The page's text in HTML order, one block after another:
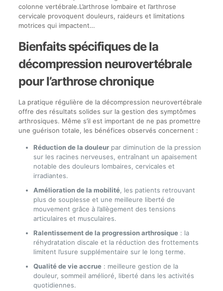
colonne vertébrale.L’arthrose lombaire et l’arthrose
cervicale provoquent douleurs, raideurs et limitations
motrices qui impactent…
Bienfaits spécifiques de la
décompression neurovertébrale
pour l’arthrose chronique
La pratique régulière de la décompression neurovertébrale
offre des résultats solides sur la gestion des symptômes
arthrosiques. Même s’il est important de ne pas promettre
une guérison totale, les bénéfices observés concernent :
Réduction de la douleurpar diminution de la pression
sur les racines nerveuses, entraînant un apaisement
notable des douleurs lombaires, cervicales et
irradiantes.
Amélioration de la mobilité, les patients retrouvant
plus de souplesse et une meilleure liberté de
mouvement grâce à l’allègement des tensions
articulaires et musculaires.
Ralentissement de la progression arthrosique: la
réhydratation discale et la réduction des frottements
limitent l’usure supplémentaire sur le long terme.
Qualité de vie accrue: meilleure gestion de la
douleur, sommeil amélioré, liberté dans les activités
quotidiennes.